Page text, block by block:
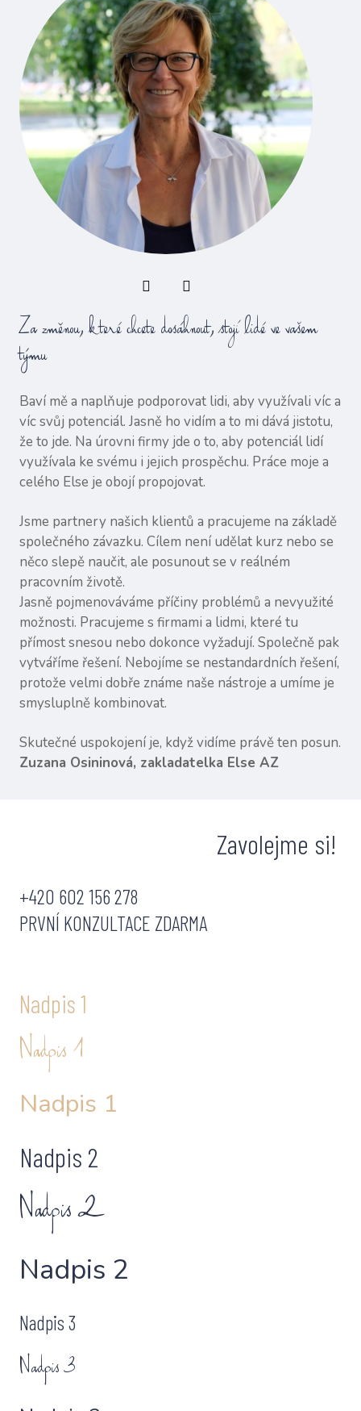
Za změnou, které chcete dosáhnout, stojí lidé ve vašem
týmu
Baví mě a naplňuje podporovat lidi, aby využívali víc a
víc svůj potenciál. Jasně ho vidím a to mi dává jistotu,
že to jde. Na úrovni firmy jde o to, aby potenciál lidí
využívala ke svému i jejich prospěchu. Práce moje a
celého Else je obojí propojovat.
Jsme partnery našich klientů a pracujeme na základě
společného závazku. Cílem není udělat kurz nebo se
něco slepě naučit, ale posunout se v reálném
pracovním životě.
Jasně pojmenováváme příčiny problémů a nevyužité
možnosti. Pracujeme s firmami a lidmi, které tu
přímost snesou nebo dokonce vyžadují. Společně pak
vytváříme řešení. Nebojíme se nestandardních řešení,
protože velmi dobře známe naše nástroje a umíme je
smysluplně kombinovat.
Skutečné uspokojení je, když vidíme právě ten posun.
Zuzana Osininová, zakladatelka Else AZ
Zavolejme si!
+420 602 156 278
PRVNÍ KONZULTACE ZDARMA
Nadpis 1
Nadpis 1
Nadpis 1
Nadpis 2
Nadpis 2
Nadpis 2
Nadpis 3
Nadpis 3